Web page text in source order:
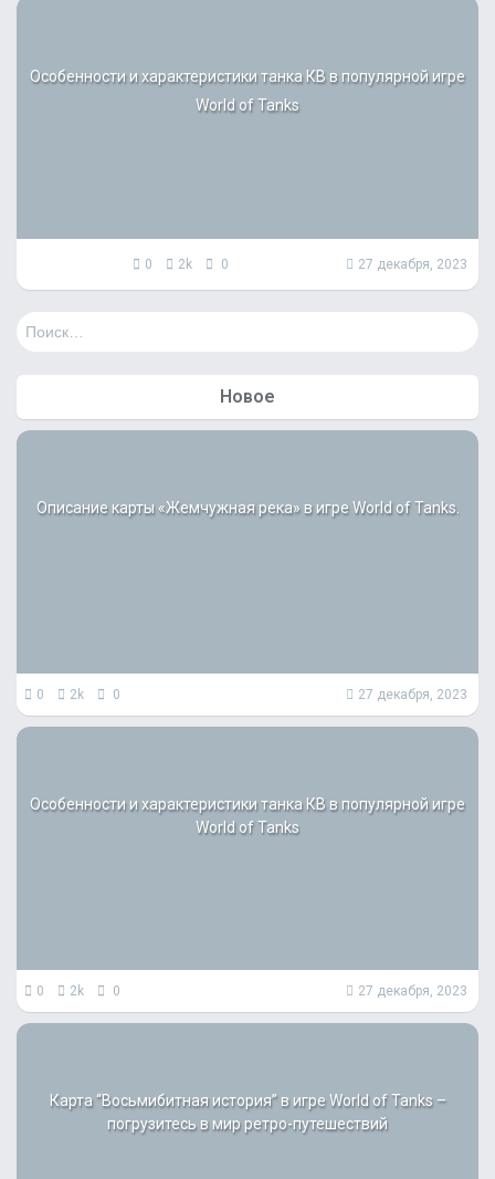
Особенности и характеристики танка КВ в популярной игре
World of Tanks
0 2k 0 27 декабря, 2023
Н
и
Новое
Описание карты «Жемчужная река» в игре World of Tanks.
0 2k 0 27 декабря, 2023
Особенности и характеристики танка КВ в популярной игре
World of Tanks
0 2k 0 27 декабря, 2023
Карта “Восьмибитная история” в игре World of Tanks –
погрузитесь в мир ретро-путешествий